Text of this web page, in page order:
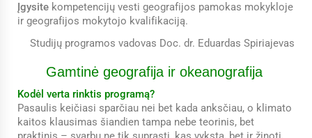
Įgysite kompetencijų vesti geografijos pamokas mokykloje
ir geografijos mokytojo kvalifikaciją.
Studijų programos vadovas Doc. dr. Eduardas Spiriajevas
Gamtinė geografija ir okeanografija
Kodėl verta rinktis programą?
Pasaulis keičiasi sparčiau nei bet kada anksčiau, o klimato
kaitos klausimas šiandien tampa nebe teorinis, bet